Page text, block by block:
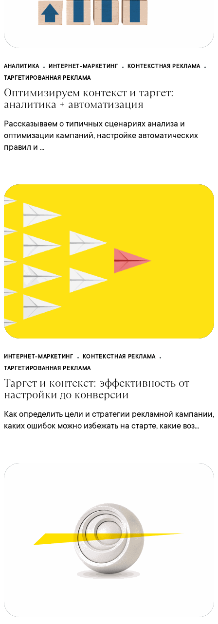
АНАЛИТИКА ИНТЕРНЕТ-МАРКЕТИНГ
КОНТЕКСТНАЯ РЕКЛАМА
ТАРГЕТИРОВАННАЯ РЕКЛАМА
Оптимизируем контекст и таргет:
аналитика + автоматизация
Рассказываем о типичных сценариях анализа и
оптимизации кампаний, настройке автоматических
правил и ...
ИНТЕРНЕТ-МАРКЕТИНГ
КОНТЕКСТНАЯ РЕКЛАМА
ТАРГЕТИРОВАННАЯ РЕКЛАМА
Таргет и контекст: эффективность от
настройки до конверсии
Как определить цели и стратегии рекламной кампании,
каких ошибок можно избежать на старте, какие воз...